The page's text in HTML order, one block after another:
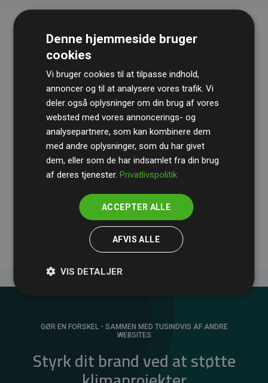
RevisionshusetBDOgennemgår løbende vores
beregninger og metode for at sikre gennemsigtighed
og pålidelighed.
Deres revision dokumenterer, at vores investeringer i
medlemmernes websites estimerede CO₂-
GØR EN FORSKEL - SAMMEN MED TUSINDVIS AF ANDRE
WEBSITES
Styrk dit brand ved at støtte
Denne hjemmeside bruger
cookies
Vi bruger cookies til at tilpasse indhold,
annoncer og til at analysere vores trafik. Vi
deler også oplysninger om din brug af vores
websted med vores annoncerings- og
analysepartnere, som kan kombinere dem
med andre oplysninger, som du har givet
dem, eller som de har indsamlet fra din brug
af deres tjenester.Privatlivspolitik
ACCEPTER ALLE
AFVIS ALLE
VIS DETALJER